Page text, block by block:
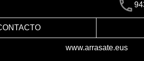
www.arrasate.eus